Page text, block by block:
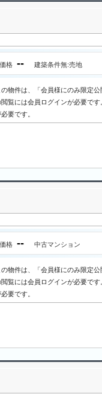
価格 -- 建築条件無:売地
の物件は、「会員様にのみ限定
閲覧には会員ログインが必要で
要です。
価格 -- 中古マンション
の物件は、「会員様にのみ限定
閲覧には会員ログインが必要で
要です。